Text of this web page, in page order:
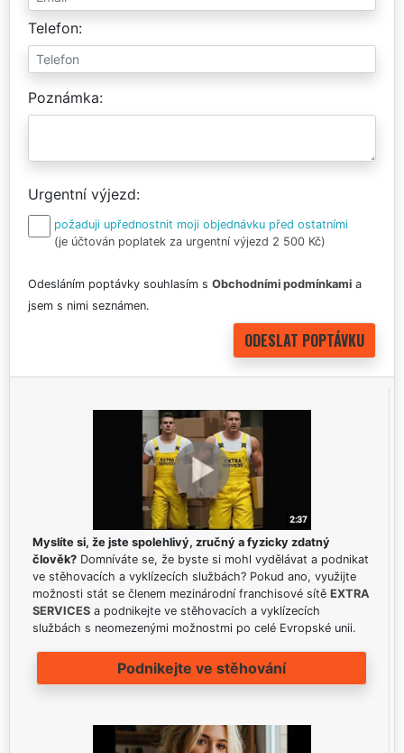
Telefon
Poznámka
Urgentní výjezd
požaduji upřednostnit moji objednávku před ostatními
(je účtován poplatek za urgentní výjezd 2 500 Kč)
Odesláním poptávky souhlasím s Obchodními podmínkami a
jsem s nimi seznámen.
Myslíte si, že jste spolehlivý, zručný a fyzicky zdatný
člověk? Domníváte se, že byste si mohl vydělávat a podnikat
ve stěhovacích a vyklízecích službách? Pokud ano, využijte
možnosti stát se členem mezinárodní franchisové sítě EXTRA
SERVICES a podnikejte ve stěhovacích a vyklízecích
službách s neomezenými možnostmi po celé Evropské unii.
Podnikejte ve stěhování